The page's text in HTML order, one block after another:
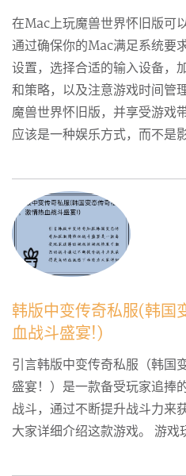
在Mac上玩魔兽世界怀旧版可
通过确保你的Mac满足系统要
设置，选择合适的输入设备，
和策略，以及注意游戏时间管
魔兽世界怀旧版，并享受游戏
应该是一种娱乐方式，而不是
韩版中变传奇私服(韩国
血战斗盛宴!)
引言韩版中变传奇私服（韩国
盛宴！）是一款备受玩家追捧
战斗，通过不断提升战斗力来
大家详细介绍这款游戏。 游